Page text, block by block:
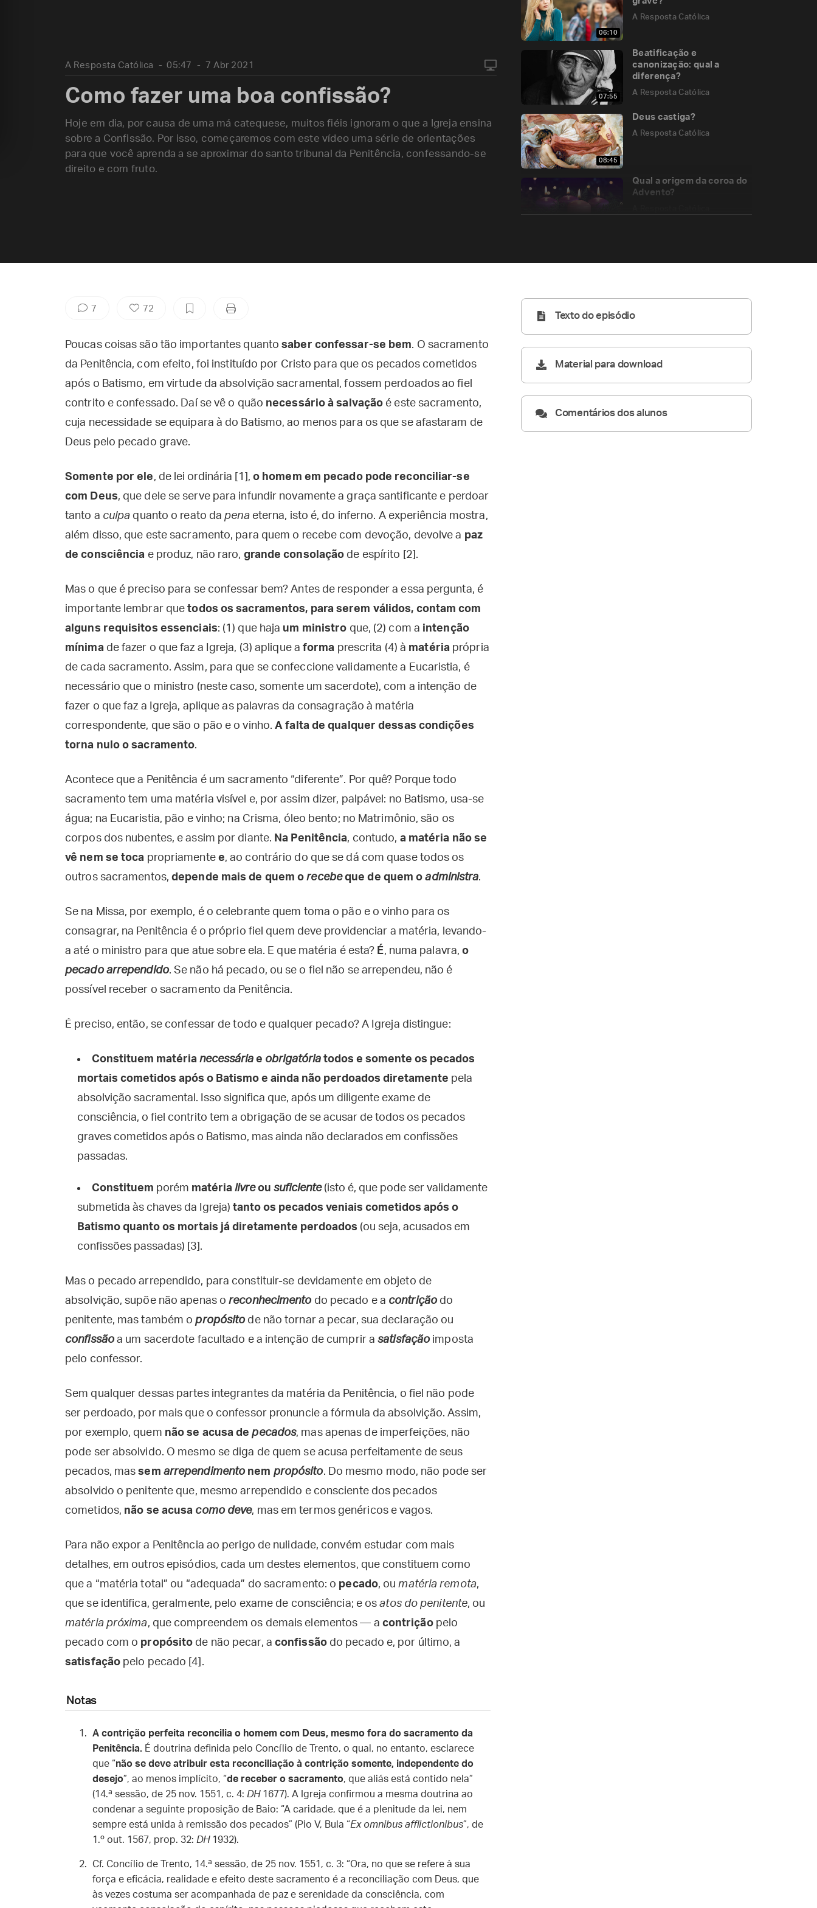
06:10
A Resposta Católica
07:55
Beatificação e
canonização: qual a
diferença?
A Resposta Católica
08:45
Deus castiga?
A Resposta Católica
Qual a origem da coroa do
Advento?
A Resposta Católica
A Resposta Católica 05:47 7 Abr 2021
Como fazer uma boa confissão?
Hoje em dia, por causa de uma má catequese, muitos fiéis ignoram o que a Igreja ensina
sobre a Confissão. Por isso, começaremos com este vídeo uma série de orientações
para que você aprenda a se aproximar do santo tribunal da Penitência, confessando-se
direito e com fruto.
7 72
Poucas coisas são tão importantes quantosaber confessar-se bem. O sacramento
da Penitência, com efeito, foi instituído por Cristo para que os pecados cometidos
após o Batismo, em virtude da absolvição sacramental, fossem perdoados ao fiel
contrito e confessado. Daí se vê o quão necessário à salvação é este sacramento,
cuja necessidade se equipara à do Batismo, ao menos para os que se afastaram de
Deus pelo pecado grave.
Somente por ele, de lei ordinária [1], o homem em pecado pode reconciliar-se
com Deus, que dele se serve para infundir novamente a graça santificante e perdoar
tanto a culpa quanto o reato dapenaeterna, isto é, do inferno. A experiência mostra,
além disso, que este sacramento, para quem o recebe com devoção, devolve a paz
de consciência e produz, não raro, grande consolação de espírito [2].
Mas o que é preciso para se confessar bem? Antes de responder a essa pergunta, é
importante lembrar quetodos os sacramentos, para serem válidos, contam com
alguns requisitos essenciais: (1) que haja um ministro que, (2) com a intenção
mínima de fazer o que faz a Igreja, (3) aplique aforma prescrita (4) à matéria própria
de cada sacramento. Assim, para que se confeccione validamente a Eucaristia, é
necessário que o ministro (neste caso, somente um sacerdote), com a intenção de
fazer o que faz a Igreja, aplique as palavras da consagração à matéria
correspondente, que são o pão e o vinho.A falta de qualquer dessas condições
torna nulo o sacramento.
Acontece que a Penitência é um sacramento “diferente”. Por quê? Porque todo
sacramento tem uma matéria visível e, por assim dizer, palpável: no Batismo, usa-se
água; na Eucaristia, pão e vinho; na Crisma, óleo bento; no Matrimônio, são os
corpos dos nubentes, e assim por diante. Na Penitência, contudo, a matéria não se
vê nem se toca propriamente e, ao contrário do que se dá com quase todos os
outros sacramentos,depende mais de quem orecebeque de quem oadministra.
Se na Missa, por exemplo, é o celebrante quem toma o pão e o vinho para os
consagrar, na Penitência é o próprio fiel quem deve providenciar a matéria, levando-
a até o ministro para que atue sobre ela. E que matéria é esta? É, numa palavra, o
pecado arrependido. Se não há pecado, ou se o fiel não se arrependeu, não é
possível receber o sacramento da Penitência.
É preciso, então, se confessar de todo e qualquer pecado? A Igreja distingue:
Constituem matéria necessária e obrigatória todos e somente os pecados
mortais cometidos após o Batismo e ainda não perdoados diretamente pela
absolvição sacramental. Isso significa que, após um diligente exame de
consciência, o fiel contrito tem a obrigação de se acusar de todos os pecados
graves cometidos após o Batismo, mas ainda não declarados em confissões
passadas.
Constituem porém matéria livreou suficiente(isto é, que pode ser validamente
submetida às chaves da Igreja) tanto os pecados veniais cometidos após o
Batismo quanto os mortais já diretamente perdoados (ou seja, acusados em
confissões passadas) [3].
Mas o pecado arrependido, para constituir-se devidamente em objeto de
absolvição, supõe não apenas oreconhecimento do pecado e a contriçãodo
penitente, mas também opropósito de não tornar a pecar, sua declaração ou
confissãoa um sacerdote facultado e a intenção de cumprir asatisfação imposta
pelo confessor.
Sem qualquer dessas partes integrantes da matéria da Penitência, o fiel não pode
ser perdoado, por mais que o confessor pronuncie a fórmula da absolvição. Assim,
por exemplo, quem não se acusa depecados, mas apenas de imperfeições, não
pode ser absolvido. O mesmo se diga de quem se acusa perfeitamente de seus
pecados, massem arrependimento nem propósito. Do mesmo modo, não pode ser
absolvido o penitente que, mesmo arrependido e consciente dos pecados
cometidos, não se acusa como deve, mas em termos genéricos e vagos.
Para não expor a Penitência ao perigo de nulidade, convém estudar com mais
detalhes, em outros episódios, cada um destes elementos, que constituem como
que a “matéria total” ou “adequada” do sacramento: o pecado, oumatéria remota,
que se identifica, geralmente, pelo exame de consciência; e osatos do penitente, ou
matéria próxima, que compreendem os demais elementos — a contriçãopelo
pecado com o propósito de não pecar, a confissãodo pecado e, por último, a
satisfação pelo pecado [4].
Notas
A contrição perfeita reconcilia o homem com Deus, mesmo fora do sacramento da
Penitência. É doutrina definida pelo Concílio de Trento, o qual, no entanto, esclarece
que “não se deve atribuir esta reconciliação à contrição somente, independente do
desejo”, ao menos implícito, “de receber o sacramento, que aliás está contido nela”
(14.ª sessão, de 25 nov. 1551, c. 4: DH1677). A Igreja confirmou a mesma doutrina ao
condenar a seguinte proposição de Baio: “A caridade, que é a plenitude da lei, nem
sempre está unida à remissão dos pecados” (Pio V, Bula “Ex omnibus afflictionibus”, de
1.º out. 1567, prop. 32: DH1932).
Cf. Concílio de Trento, 14.ª sessão, de 25 nov. 1551, c. 3: “Ora, no que se refere à sua
força e eficácia, realidade e efeito deste sacramento é a reconciliação com Deus, que
às vezes costuma ser acompanhada de paz e serenidade da consciência, com
Texto do episódio
Material para download
Comentários dos alunos